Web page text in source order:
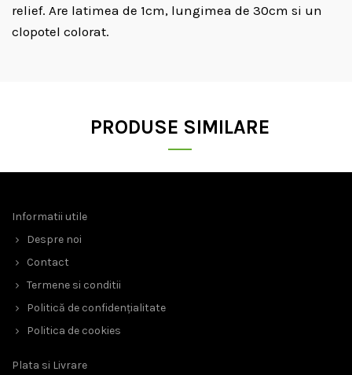
relief. Are latimea de 1cm, lungimea de 30cm si un
clopotel colorat.
PRODUSE SIMILARE
Informatii utile
Despre noi
Contact
Termene si conditii
Politică de confidențialitate
Politica de cookies
Plata si Livrare